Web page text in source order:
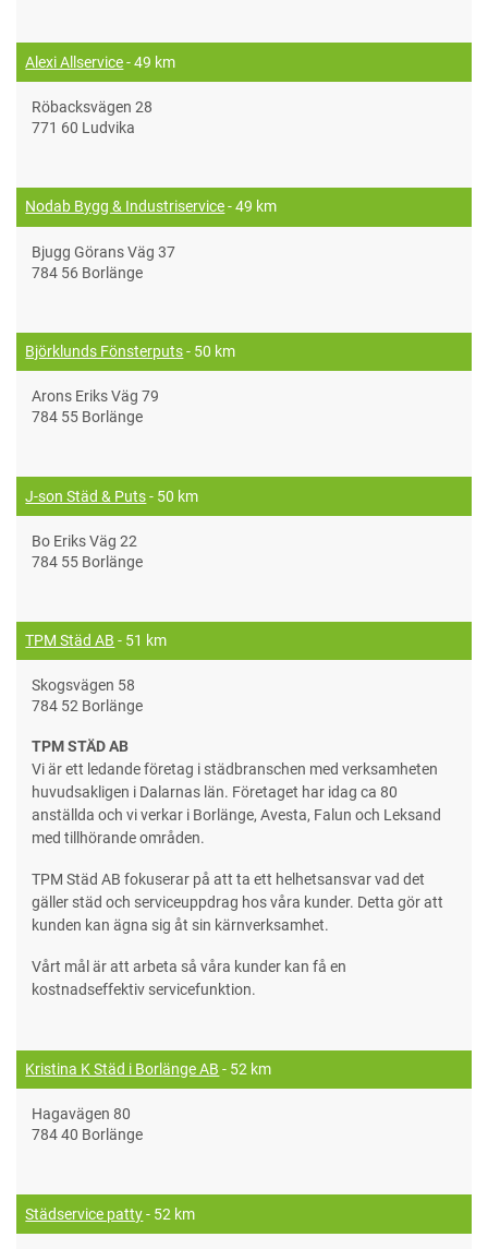
Alexi Allservice- 49 km
Röbacksvägen 28
771 60 Ludvika
Nodab Bygg & Industriservice- 49 km
Bjugg Görans Väg 37
784 56 Borlänge
Björklunds Fönsterputs- 50 km
Arons Eriks Väg 79
784 55 Borlänge
J-son Städ & Puts- 50 km
Bo Eriks Väg 22
784 55 Borlänge
TPM Städ AB - 51 km
Skogsvägen 58
784 52 Borlänge
TPM STÄD AB
Vi är ett ledande företag i städbranschen med verksamheten
huvudsakligen i Dalarnas län. Företaget har idag ca 80
anställda och vi verkar i Borlänge, Avesta, Falun och Leksand
med tillhörande områden.
TPM Städ AB fokuserar på att ta ett helhetsansvar vad det
gäller städ och serviceuppdrag hos våra kunder. Detta gör att
kunden kan ägna sig åt sin kärnverksamhet.
Vårt mål är att arbeta så våra kunder kan få en
kostnadseffektiv servicefunktion.
Kristina K Städ i Borlänge AB - 52 km
Hagavägen 80
784 40 Borlänge
Städservice patty- 52 km